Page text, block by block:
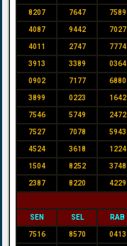
8207 7647 7589
4087 9442 7027
4011 2747 7774
3913 3389 0364
0902 7177 6880
3899 0223 1642
7546 5749 2472
7527 7078 5943
4524 3618 1224
1504 8252 3748
2387 8220 4229
SEN SEL RAB
7516 8570 0413